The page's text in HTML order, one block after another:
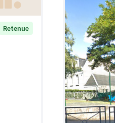
Retenue